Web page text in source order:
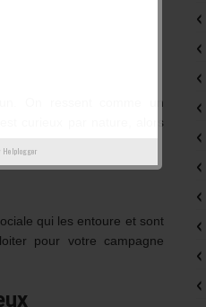
On ressent comme un
curieux par nature, alors
qui les entoure et sont
pour votre campagne
Helplogger